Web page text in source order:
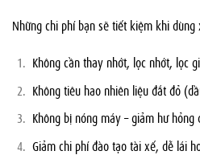
Những chi phí bạn sẽ tiết kiệm khi dùng
Không cần thay nhớt, lọc nhớt, lọc
Không tiêu hao nhiên liệu đắt đỏ
Không bị nóng máy – giảm hư hỏng
Giảm chi phí đào tạo tài xế, dễ lái